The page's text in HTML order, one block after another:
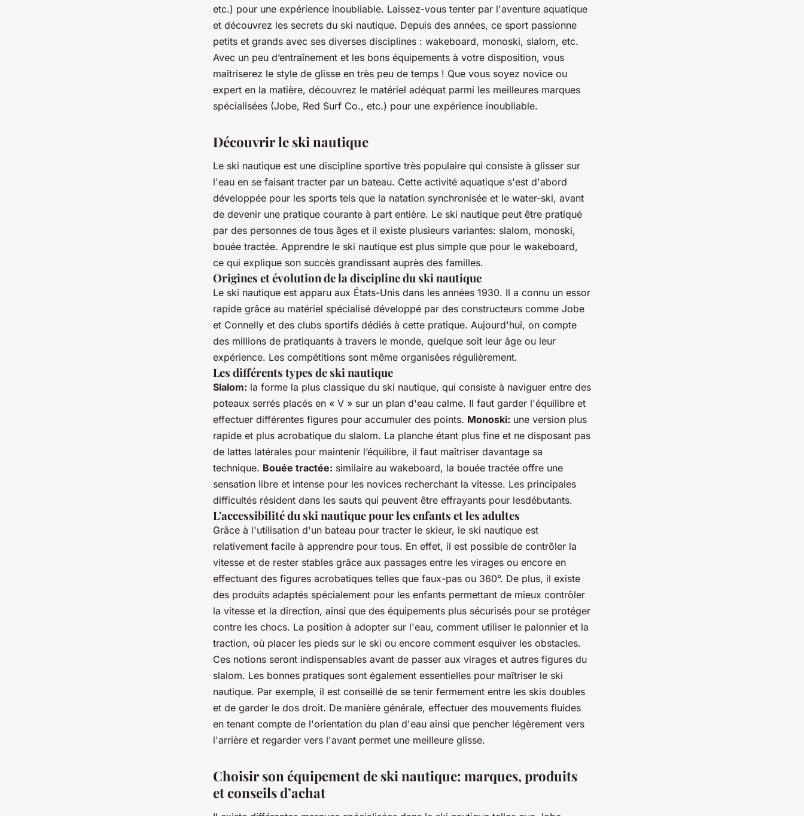
etc.) pour une expérience inoubliable. Laissez-vous tenter par l'aventure aquatique
et découvrez les secrets du ski nautique. Depuis des années, ce sport passionne
petits et grands avec ses diverses disciplines : wakeboard, monoski, slalom, etc.
Avec un peu d’entraînement et les bons équipements à votre disposition, vous
maîtriserez le style de glisse en très peu de temps ! Que vous soyez novice ou
expert en la matière, découvrez le matériel adéquat parmi les meilleures marques
spécialisées (Jobe, Red Surf Co., etc.) pour une expérience inoubliable.
Découvrir le ski nautique
Le ski nautique est une discipline sportive très populaire qui consiste à glisser sur
l'eau en se faisant tracter par un bateau. Cette activité aquatique s'est d'abord
développée pour les sports tels que la natation synchronisée et le water-ski, avant
de devenir une pratique courante à part entière. Le ski nautique peut être pratiqué
par des personnes de tous âges et il existe plusieurs variantes: slalom, monoski,
bouée tractée. Apprendre le ski nautique est plus simple que pour le wakeboard,
ce qui explique son succès grandissant auprès des familles.
Origines et évolution de la discipline du ski nautique
Le ski nautique est apparu aux États-Unis dans les années 1930. Il a connu un essor
rapide grâce au matériel spécialisé développé par des constructeurs comme Jobe
et Connelly et des clubs sportifs dédiés à cette pratique. Aujourd'hui, on compte
des millions de pratiquants à travers le monde, quelque soit leur âge ou leur
expérience. Les compétitions sont même organisées régulièrement.
Les différents types de ski nautique
Slalom: la forme la plus classique du ski nautique, qui consiste à naviguer entre des
poteaux serrés placés en « V » sur un plan d'eau calme. Il faut garder l'équilibre et
effectuer différentes figures pour accumuler des points. Monoski: une version plus
rapide et plus acrobatique du slalom. La planche étant plus fine et ne disposant pas
de lattes latérales pour maintenir l’équilibre, il faut maîtriser davantage sa
technique. Bouée tractée: similaire au wakeboard, la bouée tractée offre une
sensation libre et intense pour les novices recherchant la vitesse. Les principales
difficultés résident dans les sauts qui peuvent être effrayants pour lesdébutants.
L'accessibilité du ski nautique pour les enfants et les adultes
Grâce à l'utilisation d'un bateau pour tracter le skieur, le ski nautique est
relativement facile à apprendre pour tous. En effet, il est possible de contrôler la
vitesse et de rester stables grâce aux passages entre les virages ou encore en
effectuant des figures acrobatiques telles que faux-pas ou 360°. De plus, il existe
des produits adaptés spécialement pour les enfants permettant de mieux contrôler
la vitesse et la direction, ainsi que des équipements plus sécurisés pour se protéger
contre les chocs. La position à adopter sur l'eau, comment utiliser le palonnier et la
traction, où placer les pieds sur le ski ou encore comment esquiver les obstacles.
Ces notions seront indispensables avant de passer aux virages et autres figures du
slalom. Les bonnes pratiques sont également essentielles pour maîtriser le ski
nautique. Par exemple, il est conseillé de se tenir fermement entre les skis doubles
et de garder le dos droit. De manière générale, effectuer des mouvements fluides
en tenant compte de l'orientation du plan d'eau ainsi que pencher légèrement vers
l'arrière et regarder vers l'avant permet une meilleure glisse.
Choisir son équipement de ski nautique: marques, produits
et conseils d’achat